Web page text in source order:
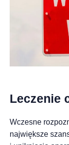
Leczenie
Wczesne
największe